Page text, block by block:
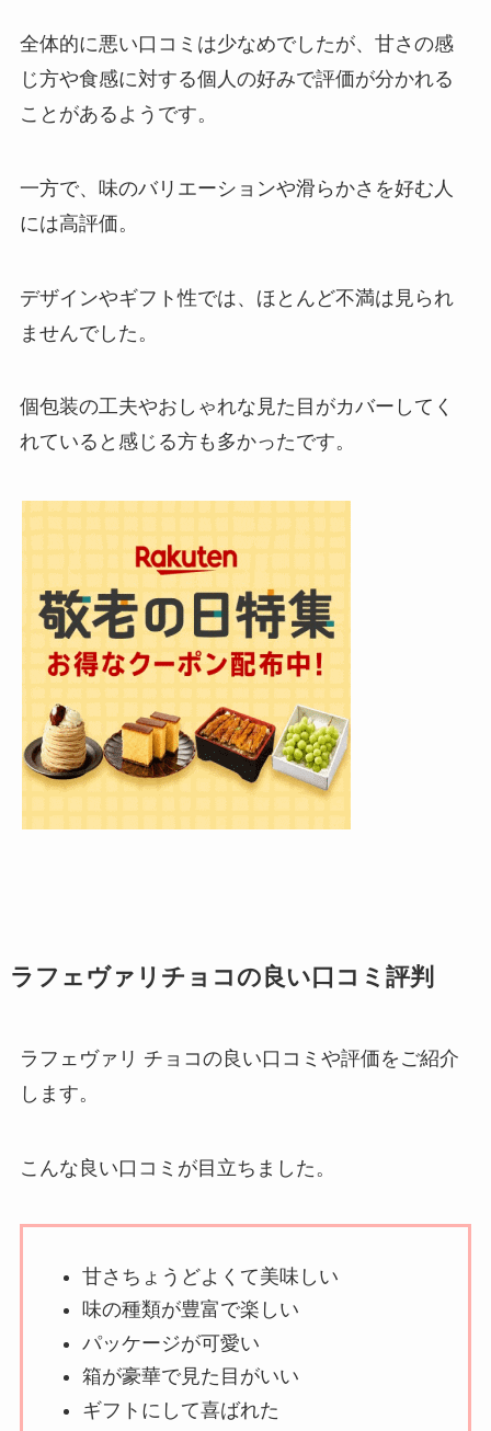
全体的に悪い口コミは少なめでしたが、甘さの感
じ方や食感に対する個人の好みで評価が分かれる
ことがあるようです。
一方で、味のバリエーションや滑らかさを好む人
には高評価。
デザインやギフト性では、ほとんど不満は見られ
ませんでした。
個包装の工夫やおしゃれな見た目がカバーしてく
れていると感じる方も多かったです。
ラフェヴァリチョコの良い口コミ評判
ラフェヴァリ チョコの良い口コミや評価をご紹介
します。
こんな良い口コミが目立ちました。
甘さちょうどよくて美味しい
味の種類が豊富で楽しい
パッケージが可愛い
箱が豪華で見た目がいい
ギフトにして喜ばれた